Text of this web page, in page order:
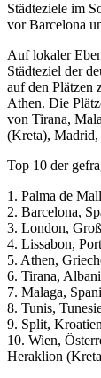
Städteziele im
vor Barcelona
Auf lokaler
Städteziel der
auf den Plätzen
Athen. Die
von Tirana,
(Kreta), Madrid,
Top 10 der
1. Palma de
2. Barcelona,
3. London,
4. Lissabon,
5. Athen,
6. Tirana,
7. Malaga,
8. Tunis,
9. Split, Kroatien
10. Wien,
Heraklion